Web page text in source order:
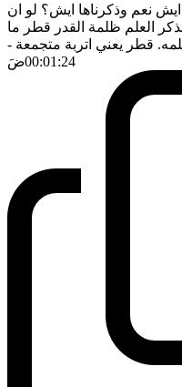
نعم وذكرناها ايش؟ لو ان
العلم ظلمة القدر قطر ما
قطر يعني اتربة متجمعة -
00:01:24ضَ